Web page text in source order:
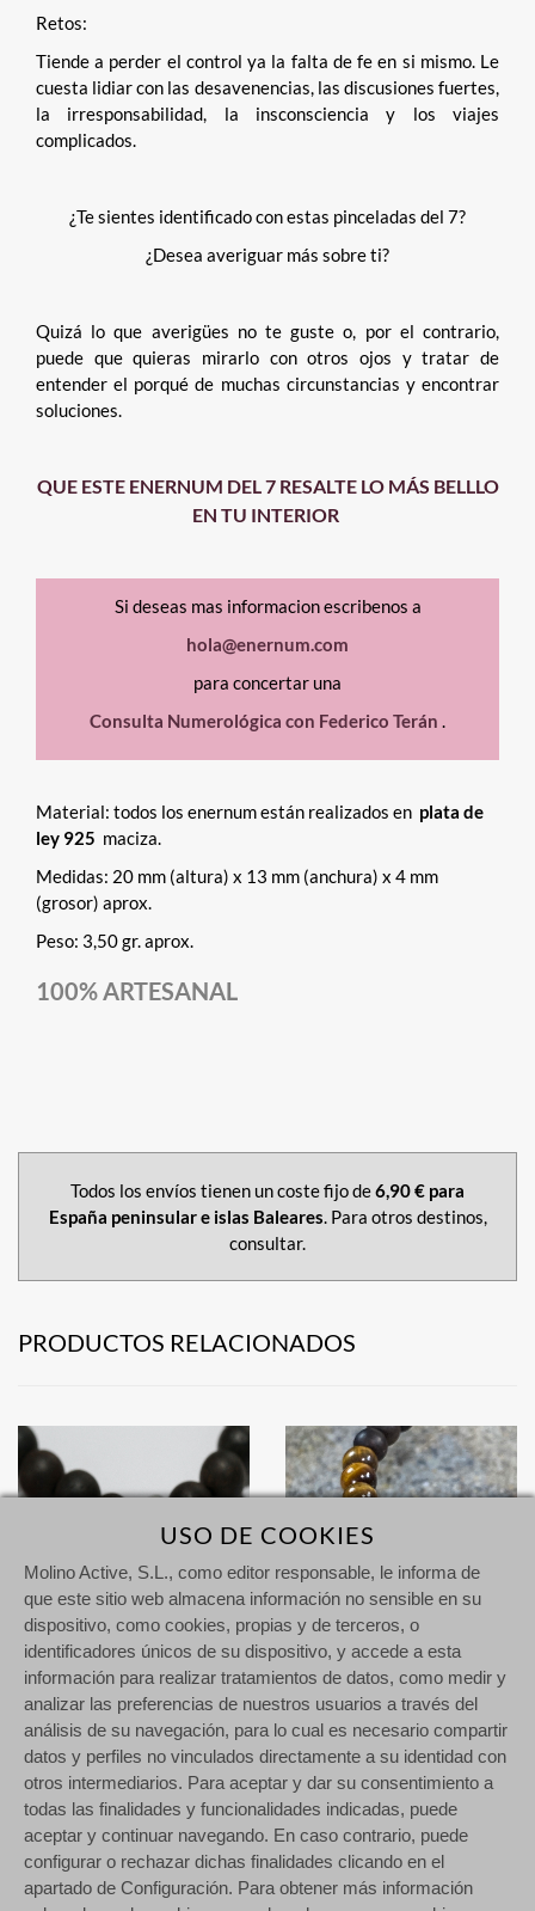
Retos:
Tiende a perder el control ya la falta de fe en si mismo. Le
cuesta lidiar con las desavenencias, las discusiones fuertes,
la irresponsabilidad, la insconsciencia y los viajes
complicados.
¿Te sientes identificado con estas pinceladas del 7?
¿Desea averiguar más sobre ti?
Quizá lo que averigües no te guste o, por el contrario,
puede que quieras mirarlo con otros ojos y tratar de
entender el porqué de muchas circunstancias y encontrar
soluciones.
QUE ESTE ENERNUM DEL 7 RESALTE LO MÁS BELLLO
EN TU INTERIOR
Si deseas mas informacion escribenos a
hola@enernum.com
para concertar una
Consulta Numerológica con Federico Terán .
Material: todos los enernum están realizados en plata de
ley 925 maciza.
Medidas: 20 mm (altura) x 13 mm (anchura) x 4 mm
(grosor) aprox.
Peso: 3,50 gr. aprox.
100% ARTESANAL
Todos los envíos tienen un coste fijo de6,90 € para
España peninsular e islas Baleares. Para otros destinos,
consultar.
PRODUCTOS RELACIONADOS
Enernum 1 Pequeño - Sándalo & Ojo de tigre verde
111,00 €
Enernum 1 Pequeño - Sándalo & Ojo de tigre
111,00 €
USO DE COOKIES
Molino Active, S.L., como editor responsable, le informa de
que este sitio web almacena información no sensible en su
dispositivo, como cookies, propias y de terceros, o
identificadores únicos de su dispositivo, y accede a esta
información para realizar tratamientos de datos, como medir y
analizar las preferencias de nuestros usuarios a través del
análisis de su navegación, para lo cual es necesario compartir
datos y perfiles no vinculados directamente a su identidad con
otros intermediarios. Para aceptar y dar su consentimiento a
todas las finalidades y funcionalidades indicadas, puede
aceptar y continuar navegando. En caso contrario, puede
configurar o rechazar dichas finalidades clicando en el
apartado de Configuración. Para obtener más información